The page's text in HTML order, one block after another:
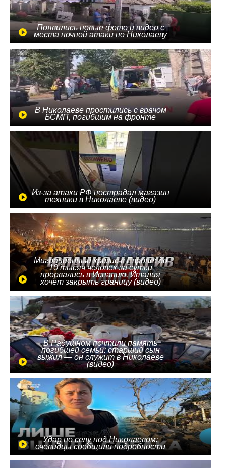
Появились новые фото и видео с
места ночной атаки по Николаеву
В Николаеве простились с врачом
БСМП, погибшим на фронте
Из-за атаки РФ пострадал магазин
техники в Николаеве (видео)
Миграционный кризис в Европе: до
10 тысяч человек за сутки
прорвались в Испанию, Италия
хочет закрыть границу (видео)
В Радушном почтили память
погибшей семьи: старший сын
выжил — он служит в Николаеве
(видео)
Удар по селу под Николаевом:
очевидцы сообщили подробности